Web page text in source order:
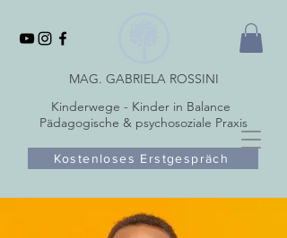
MAG. GABRIELA ROSSINI
Kinderwege - Kinder in Balance
Pädagogische & psychosoziale Praxis
Kostenloses Erstgespräch